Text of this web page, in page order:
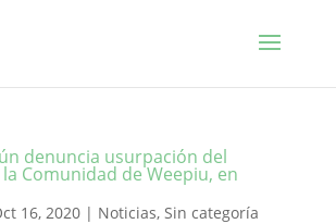
denuncia usurpación del
Comunidad de Weepiu, en
16, 2020| Noticias, Sin categoría